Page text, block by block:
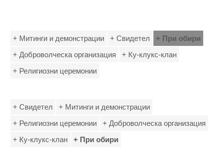
+ Митинги и демонстрации + Свидетел
+ При обири
+ Доброволческа организация
+ Ку-клукс-клан
+ Религиозни церемонии
+ Свидетел
+ Митинги и демонстрации
+ Религиозни церемонии
+ Доброволческа организация
+ Ку-клукс-клан
+ При обири